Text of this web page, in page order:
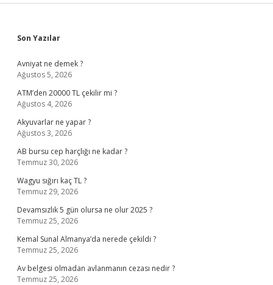
Sidebar
Son Yazılar
Avniyat ne demek ?
Ağustos 5, 2026
ATM’den 20000 TL çekilir mi ?
Ağustos 4, 2026
Akyuvarlar ne yapar ?
Ağustos 3, 2026
AB bursu cep harçlığı ne kadar ?
Temmuz 30, 2026
Wagyu sığırı kaç TL ?
Temmuz 29, 2026
Devamsızlık 5 gün olursa ne olur 2025 ?
Temmuz 25, 2026
Kemal Sunal Almanya’da nerede çekildi ?
Temmuz 25, 2026
Av belgesi olmadan avlanmanın cezası nedir ?
Temmuz 25, 2026